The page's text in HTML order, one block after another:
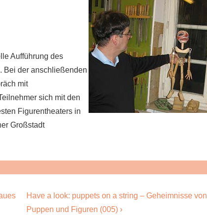
Aufführung des
Bei der anschließenden
mit
sich mit den
Figurentheaters in
Großstadt
Next
Post
Have a look: puppets on a string – Geheimnisse von
Puppen und Figuren (005) ›